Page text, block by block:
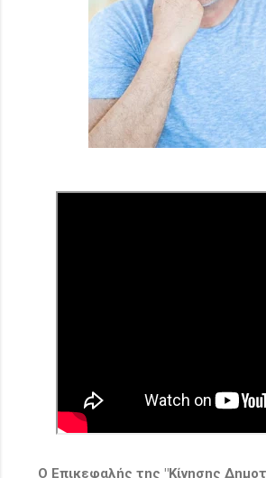
Ο Επικεφαλής της "Κίνησης